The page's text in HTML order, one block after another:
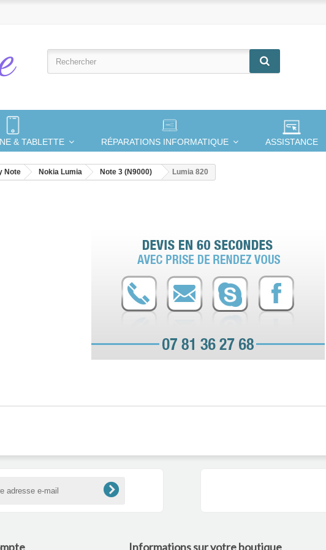
& TABLETTE RÉPARATIONS INFORMATIQUE ASSISTANCE
Note Nokia Lumia Note 3 (N9000) Lumia 820
Informations sur votre boutique